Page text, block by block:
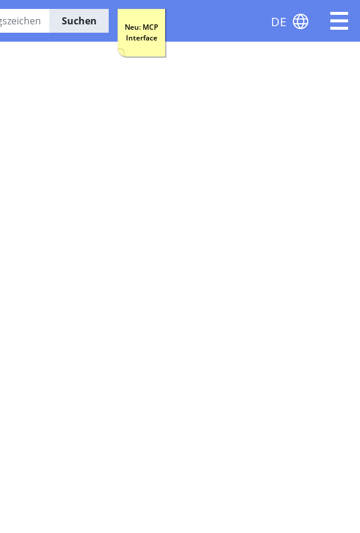
Suchen
Neu: MCP
Interface
DE